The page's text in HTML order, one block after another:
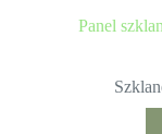
Panel